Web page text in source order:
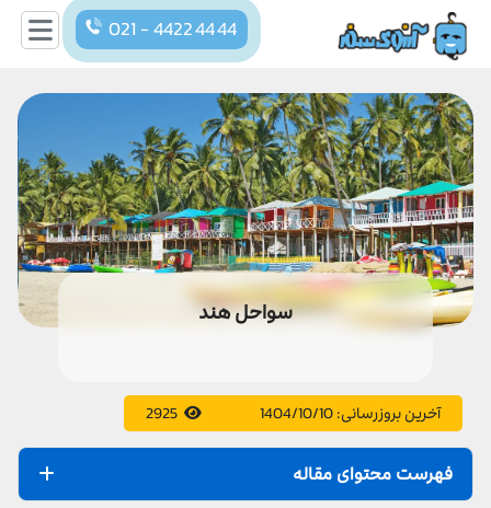
021 - 4422 44 44
سواحل هند
آخرین بروزرسانی:1404/10/10
فهرست محتوای مقاله